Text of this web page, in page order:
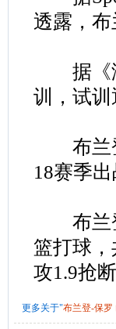
透露，
据《济
训，试训
布兰登
18赛季
布兰登
篮打球
攻1.9抢断
更多关于"布兰登-保罗